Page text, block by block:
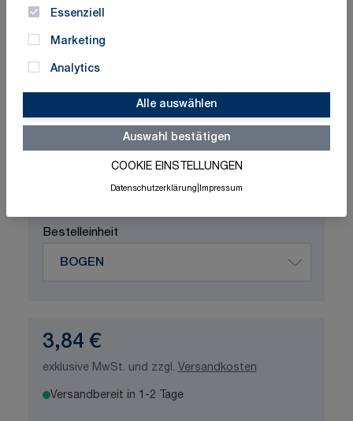
Essenziell
Marketing
Analytics
Alle auswählen
Auswahl bestätigen
COOKIE EINSTELLUNGEN
Datenschutzerklärung Impressum
ISO-zertifizierte Qualität
Produktvariation wählen
Bestelleinheit
3,84 €
exklusive MwSt. und zzgl. Versandkosten
Versandbereit in 1-2 Tage